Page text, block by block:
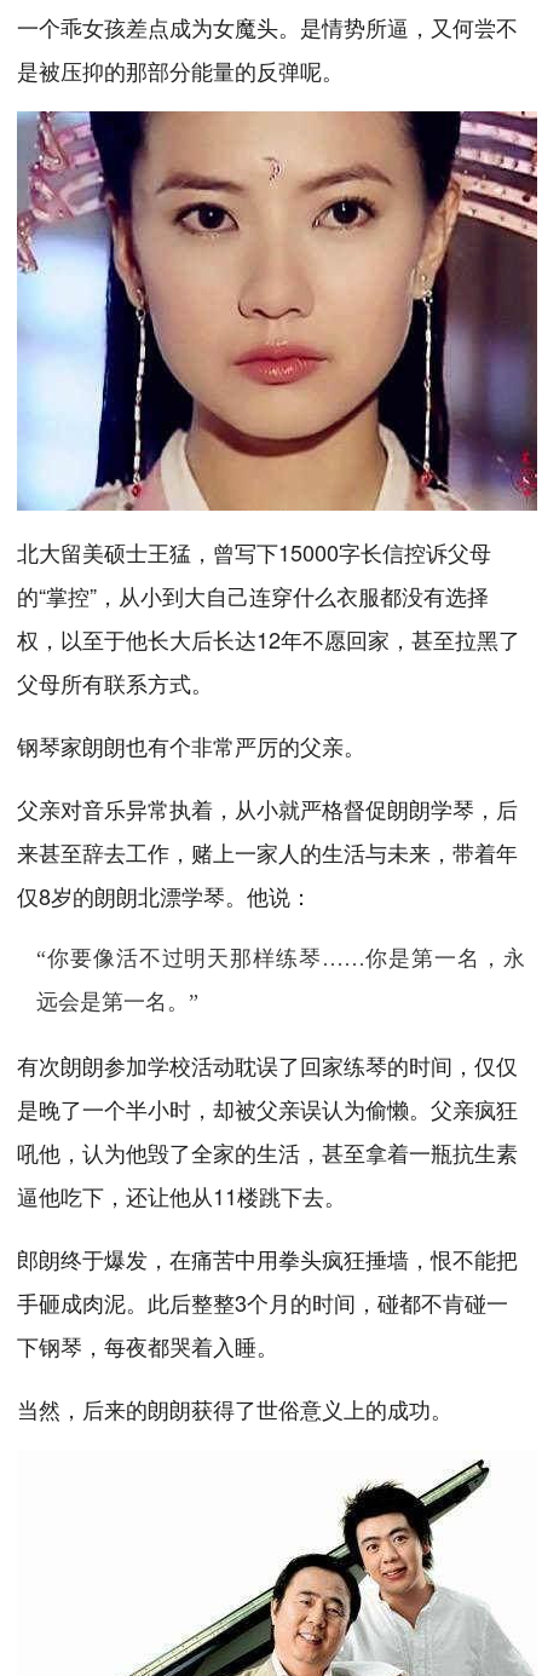
一个乖女孩差点成为女魔头。是情势所逼，又何尝不
是被压抑的那部分能量的反弹呢。
北大留美硕士王猛，曾写下15000字长信控诉父母
的“掌控”，从小到大自己连穿什么衣服都没有选择
权，以至于他长大后长达12年不愿回家，甚至拉黑了
父母所有联系方式。
钢琴家朗朗也有个非常严厉的父亲。
父亲对音乐异常执着，从小就严格督促朗朗学琴，后
来甚至辞去工作，赌上一家人的生活与未来，带着年
仅8岁的朗朗北漂学琴。他说：
“你要像活不过明天那样练琴……你是第一名，永
远会是第一名。”
有次朗朗参加学校活动耽误了回家练琴的时间，仅仅
是晚了一个半小时，却被父亲误认为偷懒。父亲疯狂
吼他，认为他毁了全家的生活，甚至拿着一瓶抗生素
逼他吃下，还让他从11楼跳下去。
郎朗终于爆发，在痛苦中用拳头疯狂捶墙，恨不能把
手砸成肉泥。此后整整3个月的时间，碰都不肯碰一
下钢琴，每夜都哭着入睡。
当然，后来的朗朗获得了世俗意义上的成功。